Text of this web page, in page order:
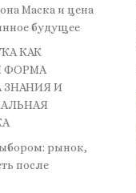
Маска и цена
будущее
КАК
ФОРМА
ЗНАНИЯ И
рынок,
после